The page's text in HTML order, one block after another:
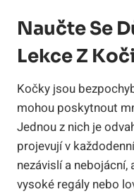
Naučte Se
Lekce Z
Kočky jsou
mohou poskytnout
Jednou z nich je
projevují v
nezávislí a nebojácní,
vysoké regály nebo